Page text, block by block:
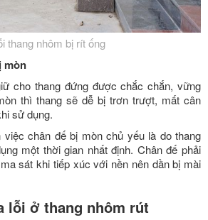
thang nhôm bị rít ống
mòn
cho thang đứng được chắc chắn, vững
thì thang sẽ dễ bị trơn trượt, mất cân
sử dụng.
việc chân đế bị mòn chủ yếu là do thang
một thời gian nhất định. Chân đế phải
sát khi tiếp xúc với nền nên dần bị mài
lỗi ở thang nhôm rút